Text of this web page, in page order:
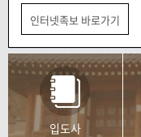
인터넷족보 바로가기
입도사